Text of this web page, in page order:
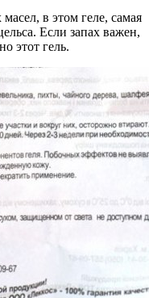
в этом геле, самая
Если запах важен,
этот гель.